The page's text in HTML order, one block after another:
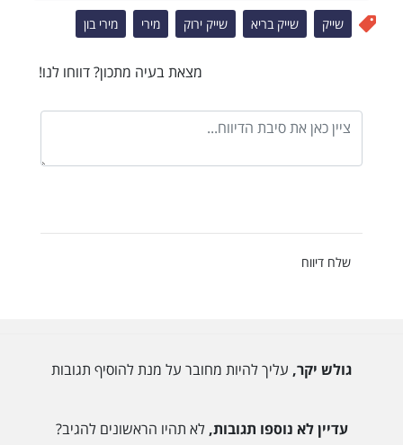
שייק שייק בריא שייק ירוק מירי מירי בון
מצאת בעיה מתכון? דווחו לנו!
שלח דיווח
גולש יקר, עליך להיות מחובר על מנת להוסיף תגובות
עדיין לא נוספו תגובות,לא תהיו הראשונים להגיב?